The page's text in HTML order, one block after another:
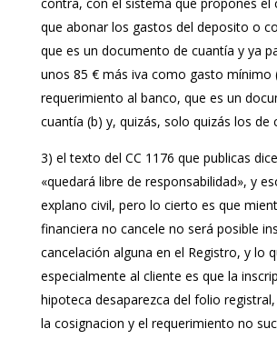
que abonar los gastos del deposito o
que es un documento de cuantía y ya
unos 85 € más iva como gasto mínimo
requerimiento al banco, que es un
cuantía (b) y, quizás, solo quizás los de
3) el texto del CC 1176 que publicas
«quedará libre de responsabilidad», y
explano civil, pero lo cierto es que
financiera no cancele no será posible
cancelación alguna en el Registro, y lo
especialmente al cliente es que la
hipoteca desaparezca del folio
la cosignacion y el requerimiento no